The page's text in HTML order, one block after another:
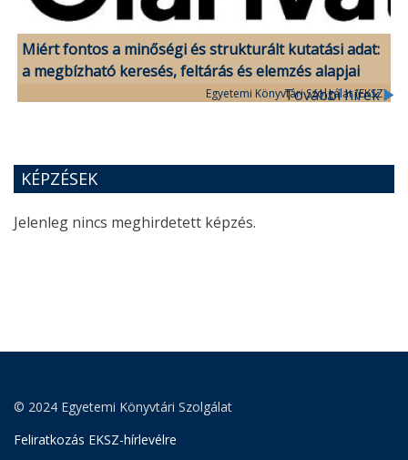
Miért fontos a minőségi és strukturált kutatási adat:
a megbízható keresés, feltárás és elemzés alapjai
Egyetemi Könyvtári Szolgálat (EKSZ)
További hírek
KÉPZÉSEK
Jelenleg nincs meghirdetett képzés.
© 2024 Egyetemi Könyvtári Szolgálat
Feliratkozás EKSZ-hírlevélre